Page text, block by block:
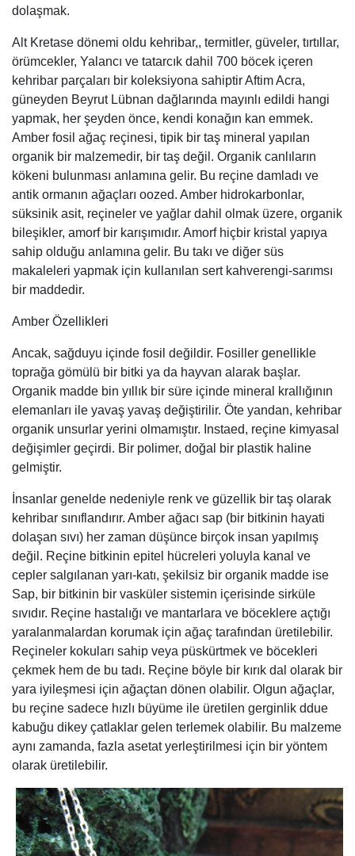
dolaşmak.
Alt Kretase dönemi oldu kehribar,, termitler, güveler, tırtıllar,
örümcekler, Yalancı ve tatarcık dahil 700 böcek içeren
kehribar parçaları bir koleksiyona sahiptir Aftim Acra,
güneyden Beyrut Lübnan dağlarında mayınlı edildi hangi
yapmak, her şeyden önce, kendi konağın kan emmek.
Amber fosil ağaç reçinesi, tipik bir taş mineral yapılan
organik bir malzemedir, bir taş değil. Organik canlıların
kökeni bulunması anlamına gelir. Bu reçine damladı ve
antik ormanın ağaçları oozed. Amber hidrokarbonlar,
süksinik asit, reçineler ve yağlar dahil olmak üzere, organik
bileşikler, amorf bir karışımıdır. Amorf hiçbir kristal yapıya
sahip olduğu anlamına gelir. Bu takı ve diğer süs
makaleleri yapmak için kullanılan sert kahverengi-sarımsı
bir maddedir.
Amber Özellikleri
Ancak, sağduyu içinde fosil değildir. Fosiller genellikle
toprağa gömülü bir bitki ya da hayvan alarak başlar.
Organik madde bin yıllık bir süre içinde mineral krallığının
elemanları ile yavaş yavaş değiştirilir. Öte yandan, kehribar
organik unsurlar yerini olmamıştır. Instaed, reçine kimyasal
değişimler geçirdi. Bir polimer, doğal bir plastik haline
gelmiştir.
İnsanlar genelde nedeniyle renk ve güzellik bir taş olarak
kehribar sınıflandırır. Amber ağacı sap (bir bitkinin hayati
dolaşan sıvı) her zaman düşünce birçok insan yapılmış
değil. Reçine bitkinin epitel hücreleri yoluyla kanal ve
cepler salgılanan yarı-katı, şekilsiz bir organik madde ise
Sap, bir bitkinin bir vasküler sistemin içerisinde sirküle
sıvıdır. Reçine hastalığı ve mantarlara ve böceklere açtığı
yaralanmalardan korumak için ağaç tarafından üretilebilir.
Reçineler kokuları sahip veya püskürtmek ve böcekleri
çekmek hem de bu tadı. Reçine böyle bir kırık dal olarak bir
yara iyileşmesi için ağaçtan dönen olabilir. Olgun ağaçlar,
bu reçine sadece hızlı büyüme ile üretilen gerginlik ddue
kabuğu dikey çatlaklar gelen terlemek olabilir. Bu malzeme
aynı zamanda, fazla asetat yerleştirilmesi için bir yöntem
olarak üretilebilir.